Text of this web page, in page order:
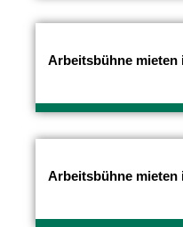
Arbeitsbühne mieten
Arbeitsbühne mieten